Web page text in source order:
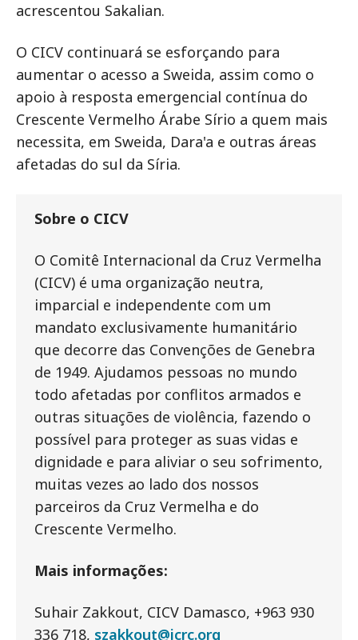
acrescentou Sakalian.
O CICV continuará se esforçando para
aumentar o acesso a Sweida, assim como o
apoio à resposta emergencial contínua do
Crescente Vermelho Árabe Sírio a quem mais
necessita, em Sweida, Dara'a e outras áreas
afetadas do sul da Síria.
Sobre o CICV
O Comitê Internacional da Cruz Vermelha
(CICV) é uma organização neutra,
imparcial e independente com um
mandato exclusivamente humanitário
que decorre das Convenções de Genebra
de 1949. Ajudamos pessoas no mundo
todo afetadas por conflitos armados e
outras situações de violência, fazendo o
possível para proteger as suas vidas e
dignidade e para aliviar o seu sofrimento,
muitas vezes ao lado dos nossos
parceiros da Cruz Vermelha e do
Crescente Vermelho.
Mais informações:
Suhair Zakkout, CICV Damasco, +963 930
336 718, szakkout@icrc.org